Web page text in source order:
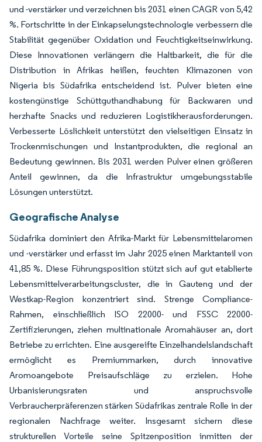
und -verstärker und verzeichnen bis 2031 einen CAGR von 5,42
%. Fortschritte in der Einkapselungstechnologie verbessern die
Stabilität gegenüber Oxidation und Feuchtigkeitseinwirkung.
Diese Innovationen verlängern die Haltbarkeit, die für die
Distribution in Afrikas heißen, feuchten Klimazonen von
Nigeria bis Südafrika entscheidend ist. Pulver bieten eine
kostengünstige Schüttguthandhabung für Backwaren und
herzhafte Snacks und reduzieren Logistikherausforderungen.
Verbesserte Löslichkeit unterstützt den vielseitigen Einsatz in
Trockenmischungen und Instantprodukten, die regional an
Bedeutung gewinnen. Bis 2031 werden Pulver einen größeren
Anteil gewinnen, da die Infrastruktur umgebungsstabile
Lösungen unterstützt.
Geografische Analyse
Südafrika dominiert den Afrika-Markt für Lebensmittelaromen
und -verstärker und erfasst im Jahr 2025 einen Marktanteil von
41,85 %. Diese Führungsposition stützt sich auf gut etablierte
Lebensmittelverarbeitungscluster, die in Gauteng und der
Westkap-Region konzentriert sind. Strenge Compliance-
Rahmen, einschließlich ISO 22000- und FSSC 22000-
Zertifizierungen, ziehen multinationale Aromahäuser an, dort
Betriebe zu errichten. Eine ausgereifte Einzelhandelslandschaft
ermöglicht es Premiummarken, durch innovative
Aromoangebote Preisaufschläge zu erzielen. Hohe
Urbanisierungsraten und anspruchsvolle
Verbraucherpräferenzen stärken Südafrikas zentrale Rolle in der
regionalen Nachfrage weiter. Insgesamt sichern diese
strukturellen Vorteile seine Spitzenposition inmitten der